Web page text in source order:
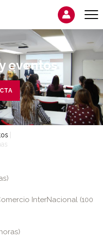
eventos
InterNacional (100